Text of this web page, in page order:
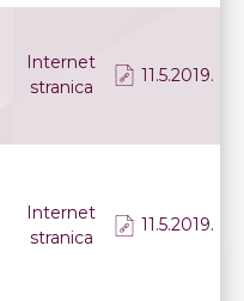
Internet
stranica
11.5.2019.
Internet
stranica
11.5.2019.